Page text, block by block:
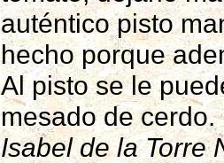
auténtico pisto
hecho porque
Al pisto se le
mesado de cerdo.
Isabel de la Torre